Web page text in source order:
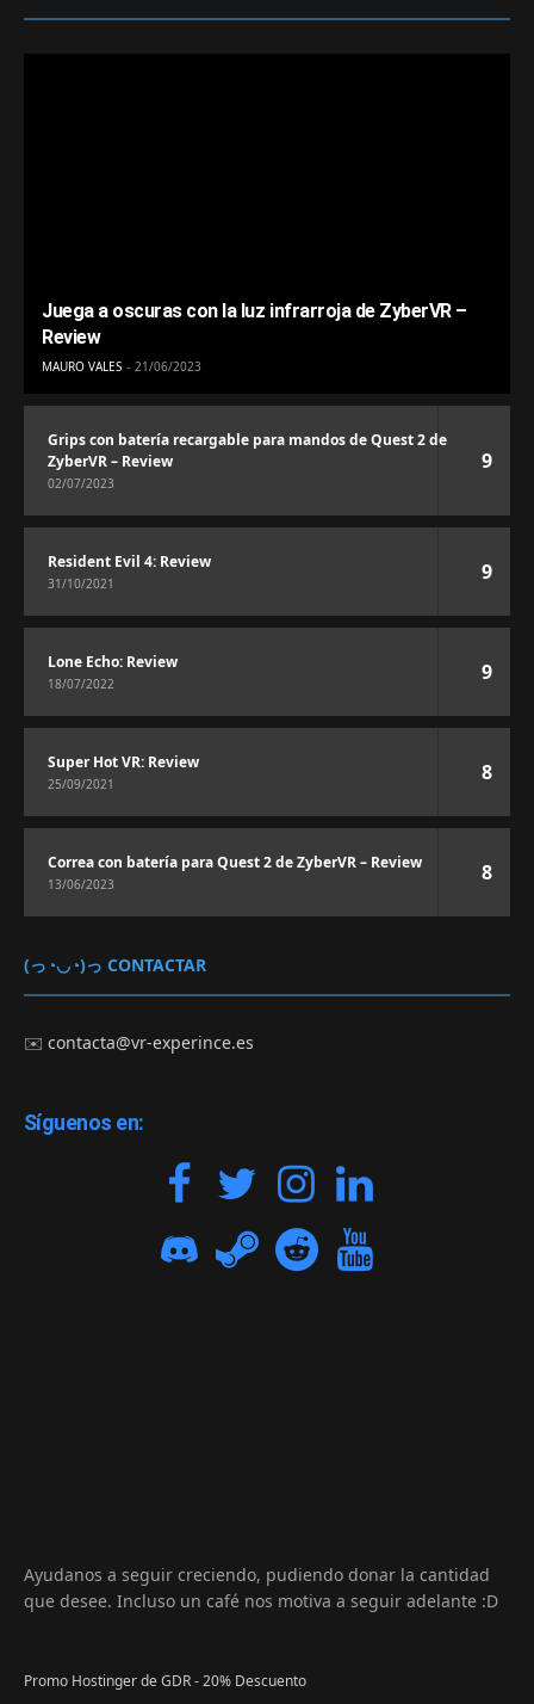
Juega a oscuras con la luz infrarroja de ZyberVR –
Review
MAURO VALES 21/06/2023
Grips con batería recargable para mandos de Quest 2 de
ZyberVR – Review
02/07/2023
9
Resident Evil 4: Review
31/10/2021 9
Lone Echo: Review
18/07/2022 9
Super Hot VR: Review
25/09/2021 8
Correa con batería para Quest 2 de ZyberVR – Review
13/06/2023 8
(っ◔◡◔)っ CONTACTAR
✉️contacta@vr-experince.es
Síguenos en:
Ayudanos a seguir creciendo, pudiendo donar la cantidad
que desee. Incluso un café nos motiva a seguir adelante :D
Promo Hostinger de GDR - 20% Descuento